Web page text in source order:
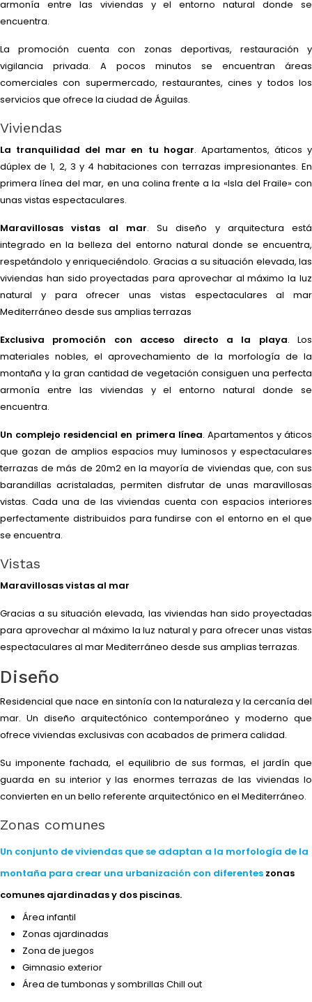
armonía entre las viviendas y el entorno natural donde se
encuentra.
La promoción cuenta con zonas deportivas, restauración y
vigilancia privada. A pocos minutos se encuentran áreas
comerciales con supermercado, restaurantes, cines y todos los
servicios que ofrece la ciudad de Águilas.
Viviendas
La tranquilidad del mar en tu hogar. Apartamentos, áticos y
dúplex de 1, 2, 3 y 4 habitaciones con terrazas impresionantes. En
primera línea del mar, en una colina frente a la «Isla del Fraile» con
unas vistas espectaculares.
Maravillosas vistas al mar. Su diseño y arquitectura está
integrado en la belleza del entorno natural donde se encuentra,
respetándolo y enriqueciéndolo. Gracias a su situación elevada, las
viviendas han sido proyectadas para aprovechar al máximo la luz
natural y para ofrecer unas vistas espectaculares al mar
Mediterráneo desde sus amplias terrazas
Exclusiva promoción con acceso directo a la playa. Los
materiales nobles, el aprovechamiento de la morfología de la
montaña y la gran cantidad de vegetación consiguen una perfecta
armonía entre las viviendas y el entorno natural donde se
encuentra.
Un complejo residencial en primera línea. Apartamentos y áticos
que gozan de amplios espacios muy luminosos y espectaculares
terrazas de más de 20m2 en la mayoría de viviendas que, con sus
barandillas acristaladas, permiten disfrutar de unas maravillosas
vistas. Cada una de las viviendas cuenta con espacios interiores
perfectamente distribuidos para fundirse con el entorno en el que
se encuentra.
Vistas
Maravillosas vistas al mar
Gracias a su situación elevada, las viviendas han sido proyectadas
para aprovechar al máximo la luz natural y para ofrecer unas vistas
espectaculares al mar Mediterráneo desde sus amplias terrazas.
Diseño
Residencial que nace en sintonía con la naturaleza y la cercanía del
mar. Un diseño arquitectónico contemporáneo y moderno que
ofrece viviendas exclusivas con acabados de primera calidad.
Su imponente fachada, el equilibrio de sus formas, el jardín que
guarda en su interior y las enormes terrazas de las viviendas lo
convierten en un bello referente arquitectónico en el Mediterráneo.
Zonas comunes
Un conjunto de viviendas que se adaptan a la morfología de la
montaña para crear una urbanización con diferentes zonas
comunes ajardinadas y dos piscinas.
Área infantil
Zonas ajardinadas
Zona de juegos
Gimnasio exterior
Área de tumbonas y sombrillas Chill out